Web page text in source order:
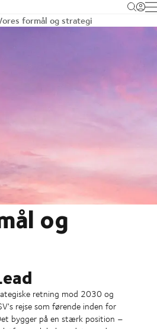
formål og strategi
og
retning mod 2030 og
rejse som førende inden for
bygger på en stærk position –